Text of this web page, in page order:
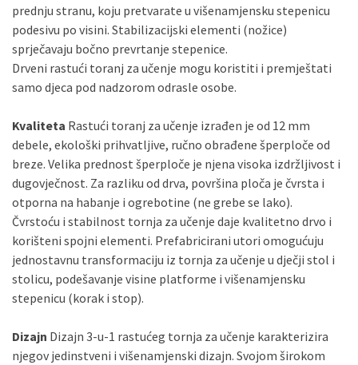
prednju stranu, koju pretvarate u višenamjensku stepenicu
podesivu po visini. Stabilizacijski elementi (nožice)
sprječavaju bočno prevrtanje stepenice.
Drveni rastući toranj za učenje mogu koristiti i premještati
samo djeca pod nadzorom odrasle osobe.
Kvaliteta Rastući toranj za učenje izrađen je od 12 mm
debele, ekološki prihvatljive, ručno obrađene šperploče od
breze. Velika prednost šperploče je njena visoka izdržljivost i
dugovječnost. Za razliku od drva, površina ploča je čvrsta i
otporna na habanje i ogrebotine (ne grebe se lako).
Čvrstoću i stabilnost tornja za učenje daje kvalitetno drvo i
korišteni spojni elementi. Prefabricirani utori omogućuju
jednostavnu transformaciju iz tornja za učenje u dječji stol i
stolicu, podešavanje visine platforme i višenamjensku
stepenicu (korak i stop).
Dizajn Dizajn 3-u-1 rastućeg tornja za učenje karakterizira
njegov jedinstveni i višenamjenski dizajn. Svojom širokom